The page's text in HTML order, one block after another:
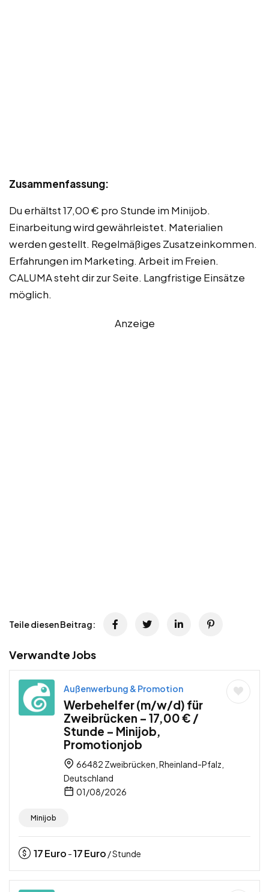
Zusammenfassung:
Du erhältst 17,00 € pro Stunde im Minijob.
Einarbeitung wird gewährleistet. Materialien
werden gestellt. Regelmäßiges Zusatzeinkommen.
Erfahrungen im Marketing. Arbeit im Freien.
CALUMA steht dir zur Seite. Langfristige Einsätze
möglich.
Anzeige
Teile diesen Beitrag:
Verwandte Jobs
Außenwerbung & Promotion
Werbehelfer (m/w/d) für
Zweibrücken – 17,00 € /
Stunde – Minijob,
Promotionjob
66482 Zweibrücken, Rheinland-Pfalz,
Deutschland
01/08/2026
Minijob
17Euro -17Euro / Stunde